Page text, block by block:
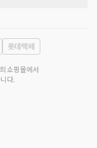
롯데택배
쇼핑몰에서
다.